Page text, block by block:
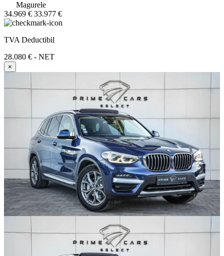
Magurele
34.969 € 33.977 €
TVA Deductibil
28.080 € - NET
×